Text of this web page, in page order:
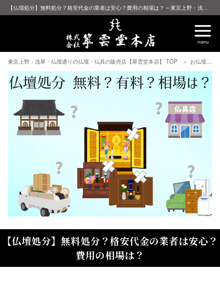
【仏壇処分】無料処分？格安代金の業者は安心？費用の相場は？ – 東京上野・浅草・仏壇通りの仏壇・仏具の販売店【翠雲堂本店】
東京上野・浅草・仏壇通りの仏壇・仏具の販売店【翠雲堂本店】 TOP お仏壇について
【仏壇処分】無料処分？格安代金の業者は安心？
費用の相場は？